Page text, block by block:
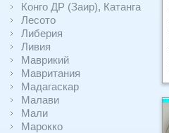
Конго ДР (Заир), Катанга
Лесото
Либерия
Ливия
Маврикий
Мавритания
Мадагаскар
Малави
Мали
Марокко